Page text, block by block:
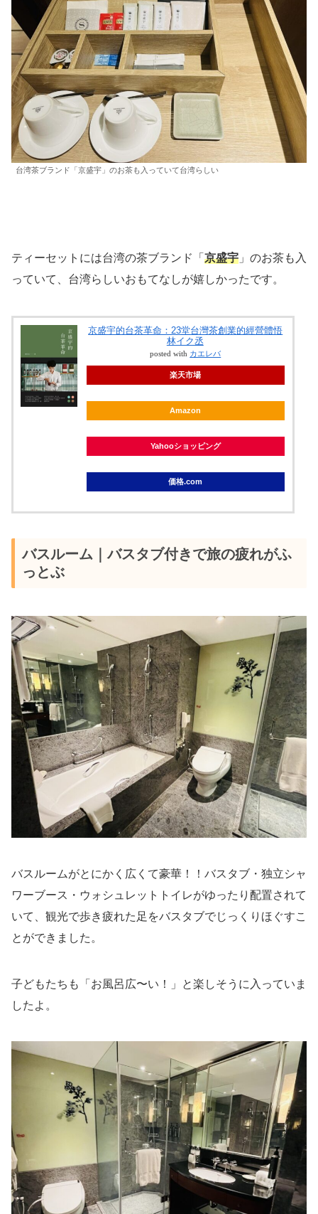
台湾茶ブランド「京盛宇」のお茶も入っていて台湾らしい
ティーセットには台湾の茶ブランド「 京盛宇 」のお茶も入
っていて、台湾らしいおもてなしが嬉しかったです。
京盛宇的台茶革命：23堂台灣茶創業的經營體悟
林イク丞
posted with カエレバ
楽天市場
Amazon
Yahooショッピング
価格.com
バスルーム｜バスタブ付きで旅の疲れがふ
っとぶ
バスルームがとにかく広くて豪華！！バスタブ・独立シャ
ワーブース・ウォシュレットトイレがゆったり配置されて
いて、観光で歩き疲れた足をバスタブでじっくりほぐすこ
とができました。
子どもたちも「お風呂広〜い！」と楽しそうに入っていま
したよ。